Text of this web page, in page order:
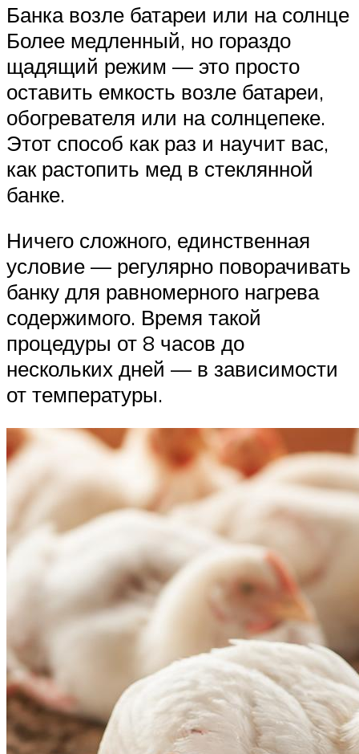
Банка возле батареи или на солнце
Более медленный, но гораздо
щадящий режим — это просто
оставить емкость возле батареи,
обогревателя или на солнцепеке.
Этот способ как раз и научит вас,
как растопить мед в стеклянной
банке.
Ничего сложного, единственная
условие — регулярно поворачивать
банку для равномерного нагрева
содержимого. Время такой
процедуры от 8 часов до
нескольких дней — в зависимости
от температуры.